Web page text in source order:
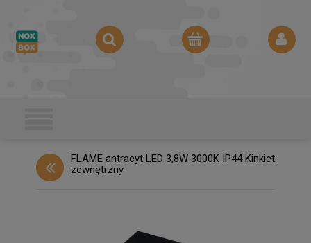
FLAME antracyt LED 3,8W 3000K IP44 Kinkiet
zewnętrzny